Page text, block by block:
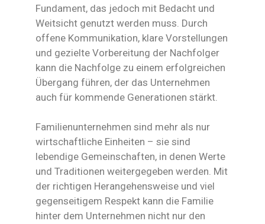
Fundament, das jedoch mit Bedacht und
Weitsicht genutzt werden muss. Durch
offene Kommunikation, klare Vorstellungen
und gezielte Vorbereitung der Nachfolger
kann die Nachfolge zu einem erfolgreichen
Übergang führen, der das Unternehmen
auch für kommende Generationen stärkt.
Familienunternehmen sind mehr als nur
wirtschaftliche Einheiten – sie sind
lebendige Gemeinschaften, in denen Werte
und Traditionen weitergegeben werden. Mit
der richtigen Herangehensweise und viel
gegenseitigem Respekt kann die Familie
hinter dem Unternehmen nicht nur den